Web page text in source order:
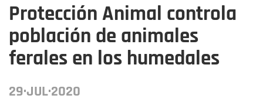
Protección Animal controla
población de animales
ferales en los humedales
29·JUL·2020